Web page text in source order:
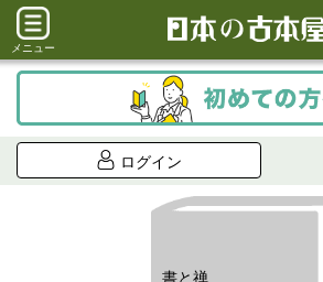
メニュー
ログイン
書と禅